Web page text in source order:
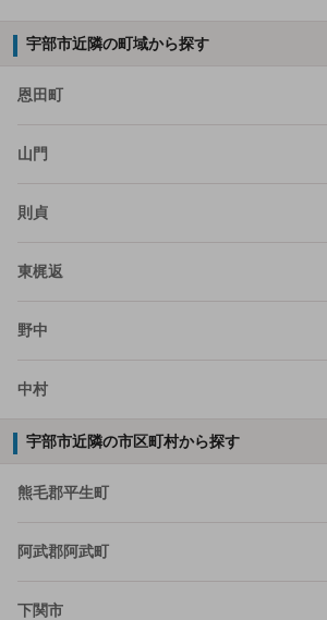
宇部市近隣の町域から探す
恩田町
山門
則貞
東梶返
野中
中村
宇部市近隣の市区町村から探す
熊毛郡平生町
阿武郡阿武町
下関市